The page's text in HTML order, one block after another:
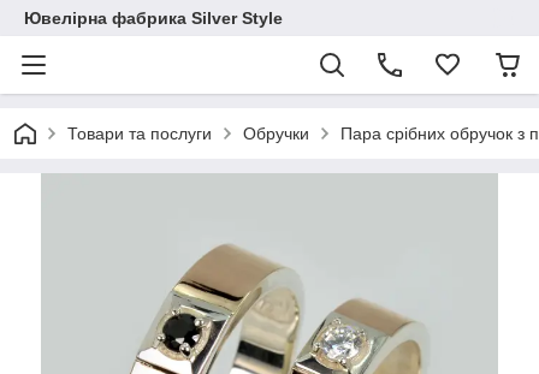
Ювелірна фабрика Silver Style
Товари та послуги Обручки Пара срібних обручок з